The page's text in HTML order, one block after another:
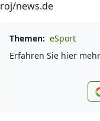
roj/news.de
Themen: eSport
Erfahren Sie hier